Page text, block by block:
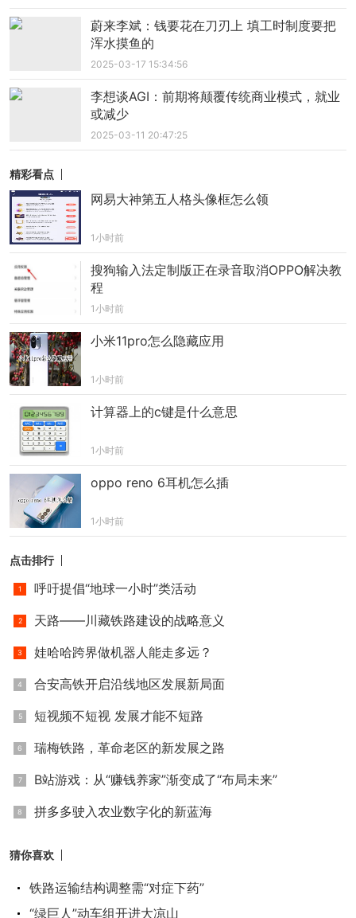
以横店影视城为首的景区，纷纷推出多项惠民
进一步激发消费活力。并且高铁主题专项活动成为
拓展市场的重要手段，从上海、南京出发的“沉浸式
影视主题旅游列车”活动，全网曝光量超过6000万，
杭温高铁开通一周年，已成为一条真正的“黄金
通道”。它改善了浙江中部的交通，促进了旅游，弘
扬了文化，带动了经济，是交通强国战略在浙江的
生动实践。未来，随着更多高铁网络的完善，杭温
高铁将继续发挥纽带作用，推动“影视+文旅+体
验”深度融合，为区域发展注入持久动力。（陈震
离）
蔚来李斌：钱要花在刀刃上 填工时制度要把
浑水摸鱼的
2025-03-17 15:34:56
李想谈AGI：前期将颠覆传统商业模式，就业
或减少
2025-03-11 20:47:25
精彩看点
网易大神第五人格头像框怎么领
1小时前
搜狗输入法定制版正在录音取消OPPO解决教
程
1小时前
小米11pro怎么隐藏应用
1小时前
计算器上的c键是什么意思
1小时前
oppo reno 6耳机怎么插
1小时前
点击排行
呼吁提倡“地球一小时”类活动
天路——川藏铁路建设的战略意义
娃哈哈跨界做机器人能走多远？
合安高铁开启沿线地区发展新局面
短视频不短视 发展才能不短路
瑞梅铁路，革命老区的新发展之路
B站游戏：从“赚钱养家”渐变成了“布局未来”
拼多多驶入农业数字化的新蓝海
猜你喜欢
铁路运输结构调整需“对症下药”
“绿巨人”动车组开进大凉山